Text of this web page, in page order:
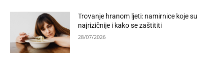
Trovanje hranom ljeti: namirnice koje su
najrizičnije i kako se zaštititi
28/07/2026